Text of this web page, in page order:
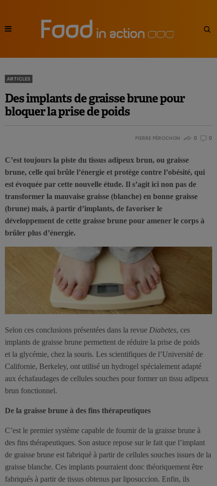
ARTICLES
Des implants de graisse brune pour
bloquer la prise de poids
PIERRE PÉROCHON 0 0
C’est toujours la piste du tissus adipeux brun, ou graisse
brune, celle qui brûle l’énergie et protège contre l’obésité, qui
est évoquée par cette nouvelle étude. Il s’agit ici non pas de
transformer la mauvaise graisse (blanche) en bonne graisse
(brune) mais, à partir d’implants, de favoriser le
développement de cette graisse brune pour amener le corps à
brûler plus d’énergie.
Selon ces conclusions présentées dans la revue Diabetes, ces
implants de graisse brune permettent de réduire la prise de poids
et la glycémie, chez la souris. Les scientifiques de l’Université de
Californie, Berkeley, ont utilisé un hydrogel spécialement adapté
aux échafaudages de cellules souches pour former un tissu adipeux
brun fonctionnel.
De la graisse brune à des fins thérapeutiques
C’est le premier système capable de fournir de la graisse brune à
des fins thérapeutiques. Son astuce repose sur le fait que l’implant
de graisse brune est fabriqué à partir de cellules souches issues de la
graisse blanche. Ces implants pourraient donc théoriquement être
fabriqués à partir de tissus obtenus par liposuccion. Enfin, ils